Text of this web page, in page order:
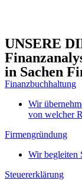
UNSERE
in Sachen
Finanzbuchhaltung
Wir
von welcher
Firmengründung
Wir begleiten
Steuererklärung